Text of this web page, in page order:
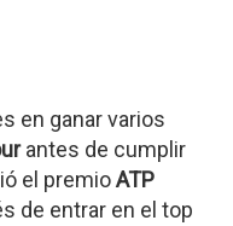
en ganar varios
antes de cumplir
el premioATP
de entrar en el top